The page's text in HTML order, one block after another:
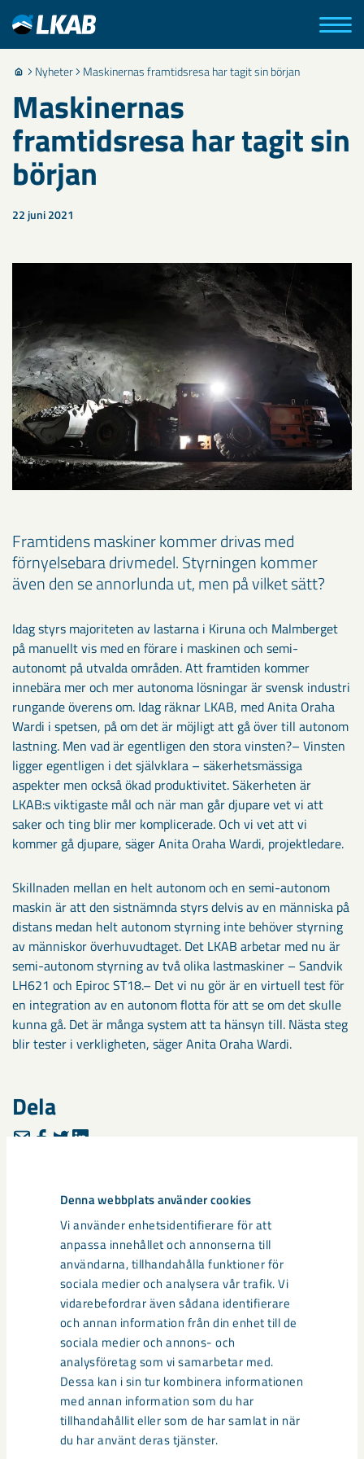
Denna webbplats använder cookies
Vi använder enhetsidentifierare för att
anpassa innehållet och annonserna till
användarna, tillhandahålla funktioner för
sociala medier och analysera vår trafik. Vi
vidarebefordrar även sådana identifierare
och annan information från din enhet till de
sociala medier och annons- och
analysföretag som vi samarbetar med.
Dessa kan i sin tur kombinera informationen
med annan information som du har
tillhandahållit eller som de har samlat in när
du har använt deras tjänster.
Nyheter Maskinernas framtidsresa har tagit sin början
Maskinernas
framtidsresa har tagit sin
början
22 juni 2021
Framtidens maskiner kommer drivas med
förnyelsebara drivmedel. Styrningen kommer
även den se annorlunda ut, men på vilket sätt?
Idag styrs majoriteten av lastarna i Kiruna och Malmberget
på manuellt vis med en förare i maskinen och semi-
autonomt på utvalda områden. Att framtiden kommer
innebära mer och mer autonoma lösningar är svensk industri
rungande överens om. Idag räknar LKAB, med Anita Oraha
Wardi i spetsen, på om det är möjligt att gå över till autonom
lastning. Men vad är egentligen den stora vinsten?– Vinsten
ligger egentligen i det självklara – säkerhetsmässiga
aspekter men också ökad produktivitet. Säkerheten är
LKAB:s viktigaste mål och när man går djupare vet vi att
saker och ting blir mer komplicerade. Och vi vet att vi
kommer gå djupare, säger Anita Oraha Wardi, projektledare.
Skillnaden mellan en helt autonom och en semi-autonom
maskin är att den sistnämnda styrs delvis av en människa på
distans medan helt autonom styrning inte behöver styrning
av människor överhuvudtaget. Det LKAB arbetar med nu är
semi-autonom styrning av två olika lastmaskiner – Sandvik
LH621 och Epiroc ST18.– Det vi nu gör är en virtuell test för
en integration av en autonom flotta för att se om det skulle
kunna gå. Det är många system att ta hänsyn till. Nästa steg
blir tester i verkligheten, säger Anita Oraha Wardi.
Dela
Epiroc
hållbar gruvbrytning
Sandvik världsstandard
Relaterat innehåll